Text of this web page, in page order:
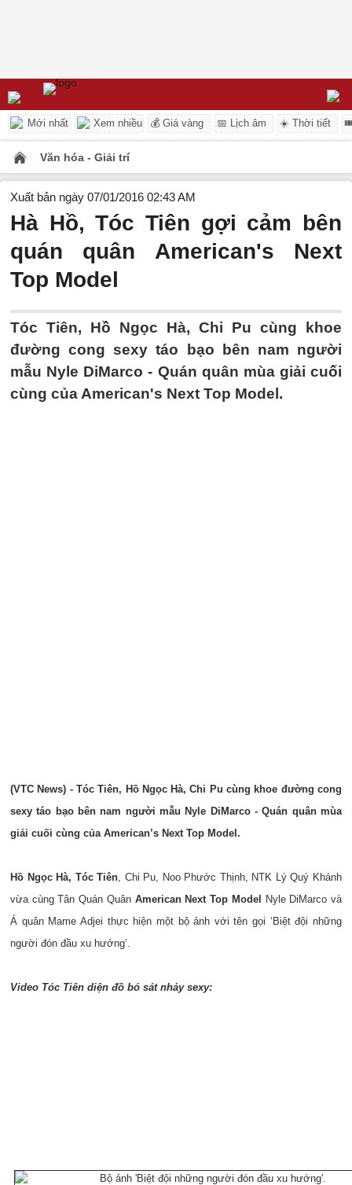
Mới nhất Xem nhiều 💰 Giá vàng 📅 Lịch âm ☀️ Thời tiết
Văn hóa - Giải trí
Xuất bản ngày 07/01/2016 02:43 AM
Hà Hồ, Tóc Tiên gợi cảm bên
quán quân American's Next
Top Model
Tóc Tiên, Hồ Ngọc Hà, Chi Pu cùng khoe
đường cong sexy táo bạo bên nam người
mẫu Nyle DiMarco - Quán quân mùa giải cuối
cùng của American's Next Top Model.
(VTC News) - Tóc Tiên, Hồ Ngọc Hà, Chi Pu cùng khoe đường cong
sexy táo bạo bên nam người mẫu Nyle DiMarco - Quán quân mùa
giải cuối cùng của American’s Next Top Model.
Hồ Ngọc Hà, Tóc Tiên, Chi Pu, Noo Phước Thịnh, NTK Lý Quý Khánh
vừa cùng Tân Quán Quân American Next Top Model
Nyle DiMarco và
Á quân Mame Adjei thực hiện một bộ ảnh với tên gọi ‘Biệt đội những
người đón đầu xu hướng’.
Video Tóc Tiên diện đồ bó sát nhảy sexy: